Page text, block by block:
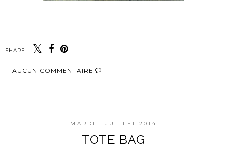
SHARE:
AUCUN COMMENTAIRE
MARDI 1 JUILLET 2014
TOTE BAG